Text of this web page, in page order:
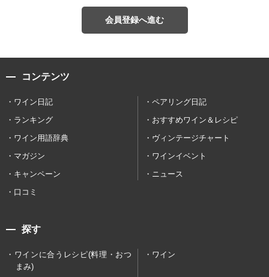
会員登録へ進む
コンテンツ
ワイン日記
ペアリング日記
ランキング
おすすめワイン＆レシピ
ワイン用語辞典
ヴィンテージチャート
マガジン
ワインイベント
キャンペーン
ニュース
口コミ
探す
ワインに合うレシピ(料理・おつ
まみ)
ワイン